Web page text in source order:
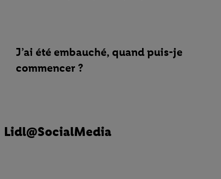
J’ai été embauché, quand puis-je
commencer ?
Lidl@SocialMedia